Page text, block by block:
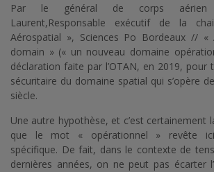
Par le général de corps aérien
Laurent,Responsable exécutif de la
Aérospatial », Sciences Po Bordeaux // «
domain » (« un nouveau domaine
déclaration faite par l’OTAN, en 2019, pour
sécuritaire du domaine spatial qui s’opère
siècle.
Une autre hypothèse, et c’est certainement
que le mot « opérationnel » revête
spécifique. De fait, dans le contexte de
dernières années, on ne peut pas écarter